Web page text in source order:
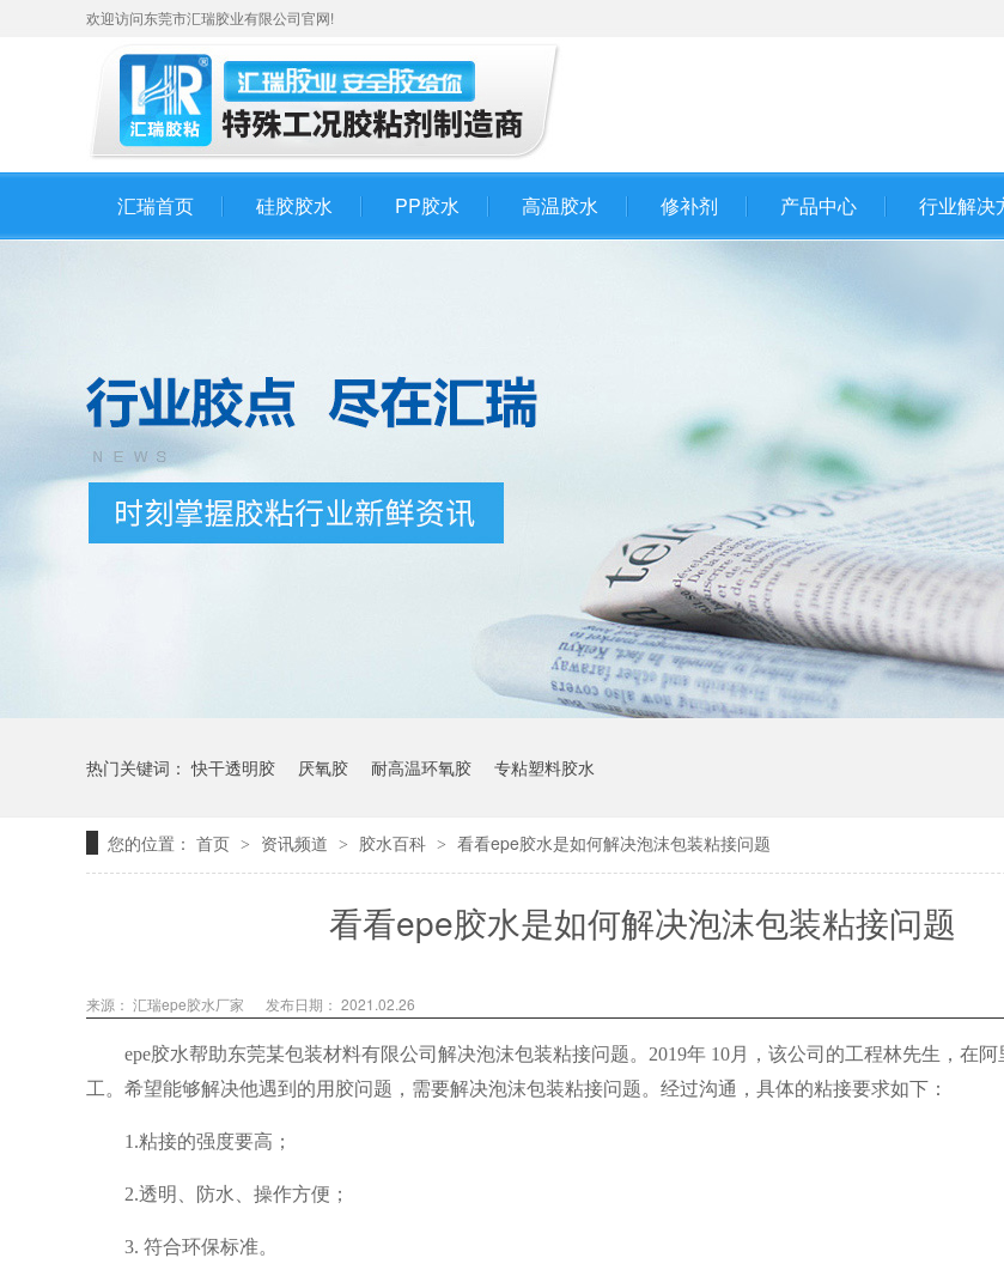
欢迎访问东莞市汇瑞胶业有限公司官网!
汇瑞首页 硅胶胶水 PP胶水 高温胶水 修补剂 产品中心 行业解决
热门关键词：快干透明胶 厌氧胶 耐高温环氧胶 专粘塑料胶水
您的位置： 首页 > 资讯频道 > 胶水百科 > 看看epe胶水是如何解决泡沫包装粘接问题
看看epe胶水是如何解决泡沫包装粘接问题
来源： 汇瑞epe胶水厂家 发布日期： 2021.02.26
epe胶水帮助东莞某包装材料有限公司解决泡沫包装粘接问题。 2019年 10月，该公司的工程林先生，在
工。希望能够解决他遇到的用胶问题，需要解决泡沫包装粘接问题。经过沟通，具体的粘接要求如下：
1.粘接的强度要高；
2.透明、防水、操作方便；
3. 符合环保标准。